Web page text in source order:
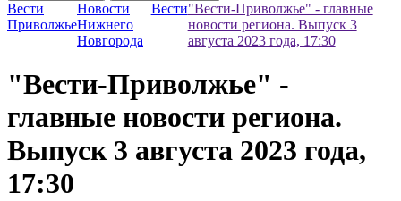
Вести
Приволжье
Новости
Нижнего
Новгорода
Вести"Вести-Приволжье" - главные
новости региона. Выпуск 3
августа 2023 года, 17:30
"Вести-Приволжье" -
главные новости региона.
Выпуск 3 августа 2023 года,
17:30